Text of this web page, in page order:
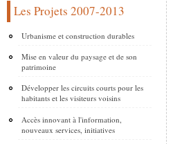
Les Projets 2007-2013
Urbanisme et construction durables
Mise en valeur du paysage et de son
patrimoine
Développer les circuits courts pour les
habitants et les visiteurs voisins
Accès innovant à l'information,
nouveaux services, initiatives